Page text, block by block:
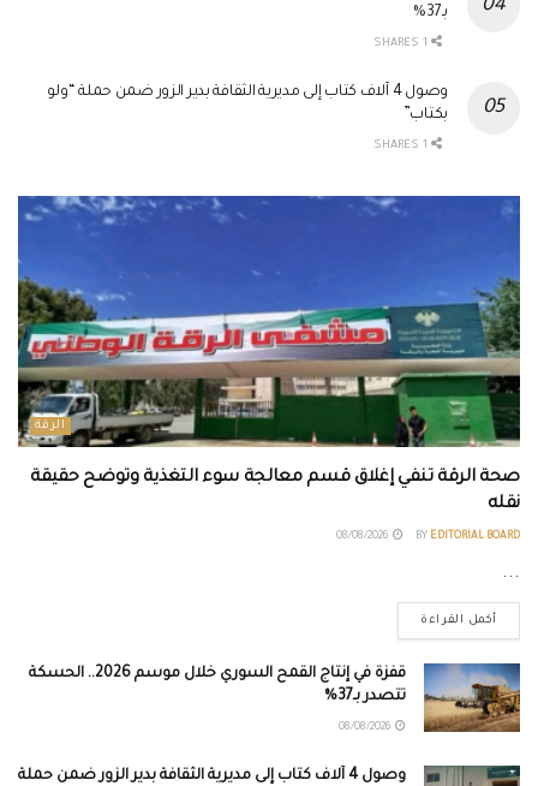
بـ37%
وصول 4 آلاف كتاب إلى مديرية الثقافة بدير الزور ضمن حملة “ولو
بكتاب”
الرقة
صحة الرقة تنفي إغلاق قسم معالجة سوء التغذية وتوضح حقيقة
نقله
BY EDITORIAL BOARD
...
أكمل القراءة
قفزة في إنتاج القمح السوري خلال موسم 2026.. الحسكة
تتصدر بـ37%
وصول 4 آلاف كتاب إلى مديرية الثقافة بدير الزور ضمن حملة